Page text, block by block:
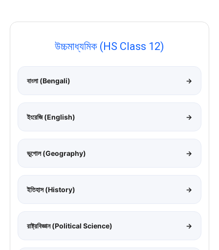
উচ্চমাধ্যমিক (HS Class 12)
বাংলা (Bengali) →
ইংরেজি (English) →
ভূগোল (Geography) →
ইতিহাস (History) →
রাষ্ট্রবিজ্ঞান (Political Science) →